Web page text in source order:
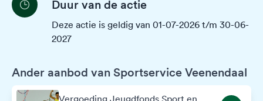
Duur van de actie
Deze actie is geldig van 01-07-2026 t/m 30-06-
2027
Ander aanbod van Sportservice Veenendaal
Vergoeding Jeugdfonds Sport en